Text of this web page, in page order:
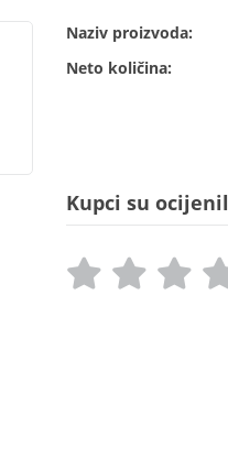
Naziv proizvoda:
Neto količina:
Kupci su